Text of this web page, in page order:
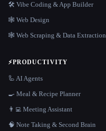
🛠️ Vibe Coding & App Builder
🕸 Web Design
🕸️ Web Scraping & Data Extraction
⚡PRODUCTIVITY
🦾 AI Agents
🍳 Meal & Recipe Planner
👨‍💻 Meeting Assistant
🧠 Note Taking & Second Brain